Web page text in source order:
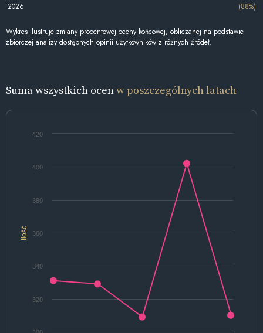
2026
(88%)
Wykres ilustruje zmiany procentowej oceny końcowej, obliczanej na podstawie
zbiorczej analizy dostępnych opinii użytkowników z różnych źródeł.
Suma wszystkich ocenw poszczególnych latach
Ilość
320
340
360
380
400
420